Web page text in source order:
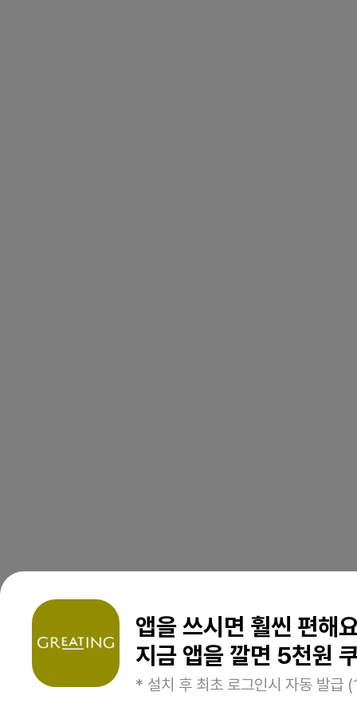
앱을 쓰시면 훨씬 편해
지금 앱을 깔면 5천원
* 설치 후 최초 로그인시 자동 발급